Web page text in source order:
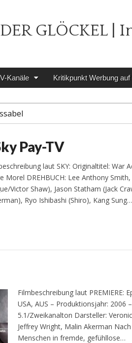
DER GLÖCKEL |
Kanäle Kritikpunkt Werbung auf
Pay-TV
laut SKY: Originaltitel: War
Morel DREHBUCH: Lee Anthony
Victor Shaw), Jason Statham (Jack
Ryo Ishibashi (Shiro), Kang Sung…
Filmbeschreibung laut PREMIERE:
USA, AUS – Produktionsjahr: 2006
5.1/Zweikanalton Darsteller:
Jeffrey Wright, Malin Akerman
Menschen in fremde, gefühllose…